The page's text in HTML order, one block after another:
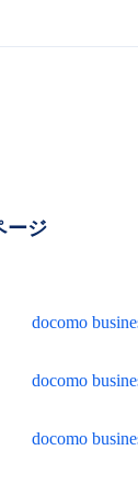
ージ
docomo
docomo
docomo